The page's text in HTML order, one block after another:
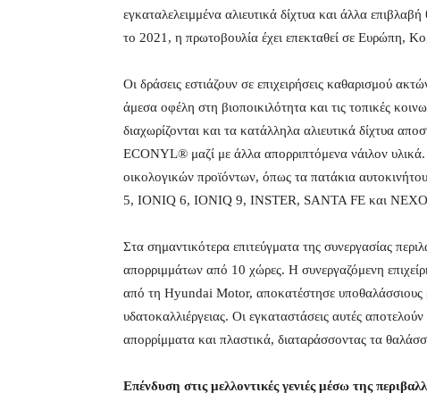
εγκαταλελειμμένα αλιευτικά δίχτυα και άλλα
το 2021, η πρωτοβουλία έχει επεκταθεί σε Ευρώπη,
Οι δράσεις εστιάζουν σε επιχειρήσεις καθαρισμού
άμεσα οφέλη στη βιοποικιλότητα και τις τοπικές
διαχωρίζονται και τα κατάλληλα αλιευτικά δίχτυα
ECONYL® μαζί με άλλα απορριπτόμενα νάιλον
οικολογικών προϊόντων, όπως τα πατάκια
5, IONIQ 6, IONIQ 9, INSTER, SANTA FE και
Στα σημαντικότερα επιτεύγματα της συνεργασίας
απορριμμάτων από 10 χώρες. Η συνεργαζόμενη
από τη Hyundai Motor, αποκατέστησε υποθαλάσσιους
υδατοκαλλιέργειας. Οι εγκαταστάσεις αυτές
απορρίμματα και πλαστικά, διαταράσσοντας τα
Επένδυση στις μελλοντικές γενιές μέσω της